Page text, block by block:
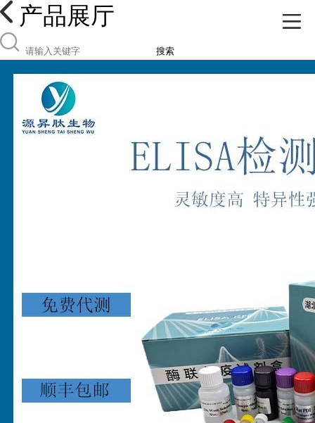
产品展厅
搜索